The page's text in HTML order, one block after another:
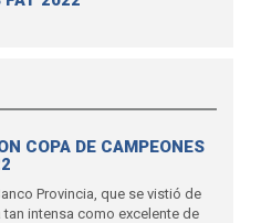
COPA DE CAMPEONES
Provincia, que se vistió de
intensa como excelente de